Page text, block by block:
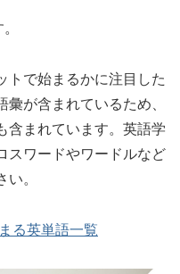
トで始まるかに注目した
が含まれているため、
含まれています。英語学
スワードやワードルなど
。
る英単語一覧